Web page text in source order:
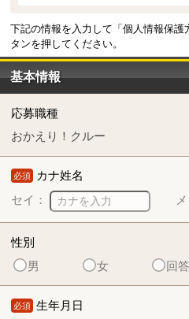
下記の情報を入力して「個人情報保
タンを押してください。
基本情報
応募職種
おかえり！クルー
必須 カナ姓名
セイ：
性別
男
女 回
必須 生年月日